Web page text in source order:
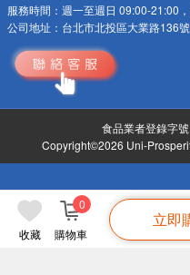
收藏 購物車
0
立即
服務時間： 週一至週日 09:00-21:00
公司地址： 台北市北投區大業路136
食品業者登錄字
Copyright©2026 Uni-